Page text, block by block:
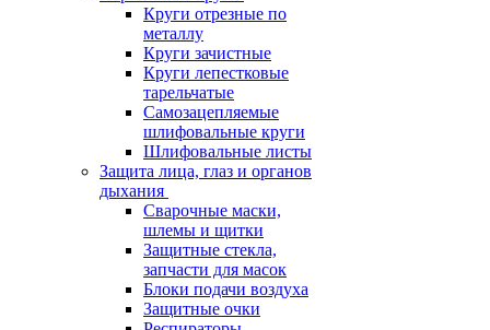
Круги отрезные по
металлу
Круги зачистные
Круги лепестковые
тарельчатые
Самозацепляемые
шлифовальные круги
Шлифовальные листы
Защита лица, глаз и органов
дыхания
Сварочные маски,
шлемы и щитки
Защитные стекла,
запчасти для масок
Блоки подачи воздуха
Защитные очки